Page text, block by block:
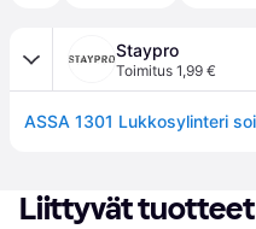
Staypro
Toimitus 1,99 €
Liittyvät tuotteet